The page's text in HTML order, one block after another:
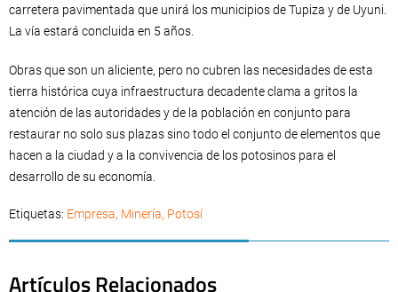
carretera pavimentada que unirá los municipios de Tupiza y de Uyuni.
La vía estará concluida en 5 años.
Obras que son un aliciente, pero no cubren las necesidades de esta
tierra histórica cuya infraestructura decadente clama a gritos la
atención de las autoridades y de la población en conjunto para
restaurar no solo sus plazas sino todo el conjunto de elementos que
hacen a la ciudad y a la convivencia de los potosinos para el
desarrollo de su economía.
Etiquetas: Empresa, Minería, Potosí
Artículos Relacionados